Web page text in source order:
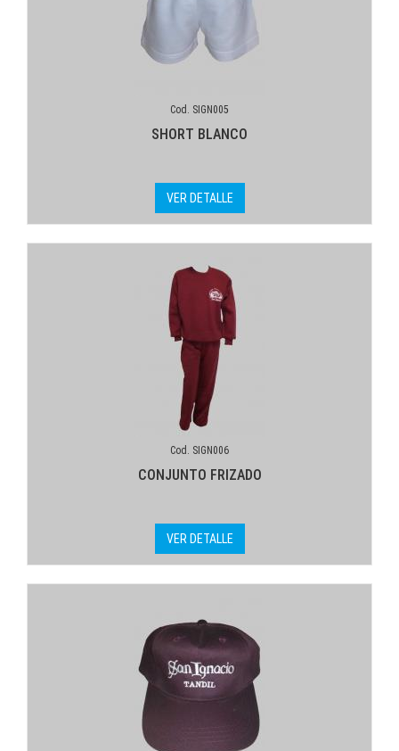
Cod. SIGN005
SHORT BLANCO
VER DETALLE
Cod. SIGN006
CONJUNTO FRIZADO
VER DETALLE